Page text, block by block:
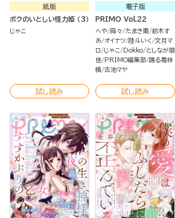
紙版
ボクのいとしい怪力姫 （3）
じゃこ
試し読み
電子版
PRIMO Vol.22
へや 蒔々 たまき棗 紡木す
あ オイナツ 陸斗いく 文月マ
ロ
じゃこ Dokko としなが朋
佳
PRIMO編集部 踊る毒林
檎 古池マヤ
試し読み